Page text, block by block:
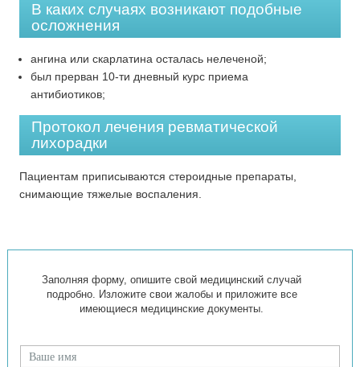
В каких случаях возникают подобные
осложнения
ангина или скарлатина осталась нелеченой;
был прерван 10-ти дневный курс приема
антибиотиков;
Протокол лечения ревматической
лихорадки
Пациентам приписываются стероидные препараты,
снимающие тяжелые воспаления.
Заполняя форму, опишите свой медицинский случай
подробно. Изложите свои жалобы и приложите все
имеющиеся медицинские документы.